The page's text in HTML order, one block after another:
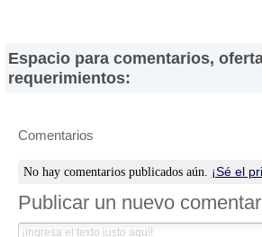
productos y servicios ofrecidos por éstas.
que las direcciones, números de teléfono y
Espacio para comentarios,
requerimientos:
Comentarios
No hay comentarios publicados aún. ¡Sé el
Publicar un nuevo